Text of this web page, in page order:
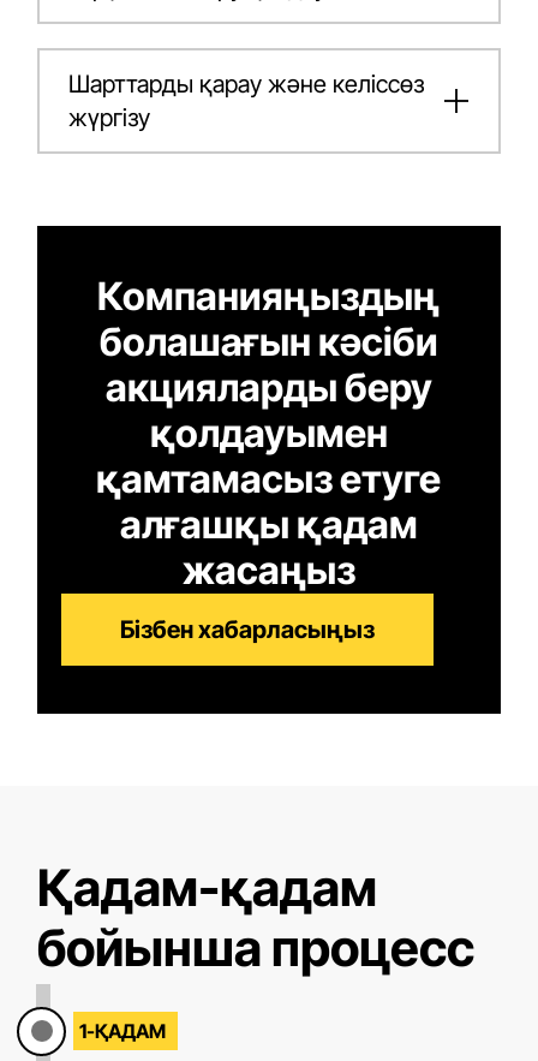
Шарттарды қарау және келіссөз
жүргізу
Компанияңыздың
болашағын кәсіби
акцияларды беру
қолдауымен
қамтамасыз етуге
алғашқы қадам
жасаңыз
Бізбен хабарласыңыз
Қадам-қадам
бойынша процесс
1-ҚАДАМ